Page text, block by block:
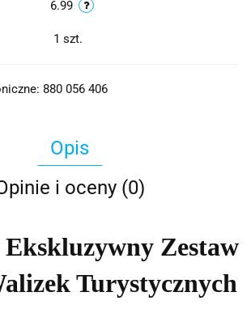
6.99
1 szt.
880 056 406
Opis
i oceny (0)
Zestaw
Turystycznych